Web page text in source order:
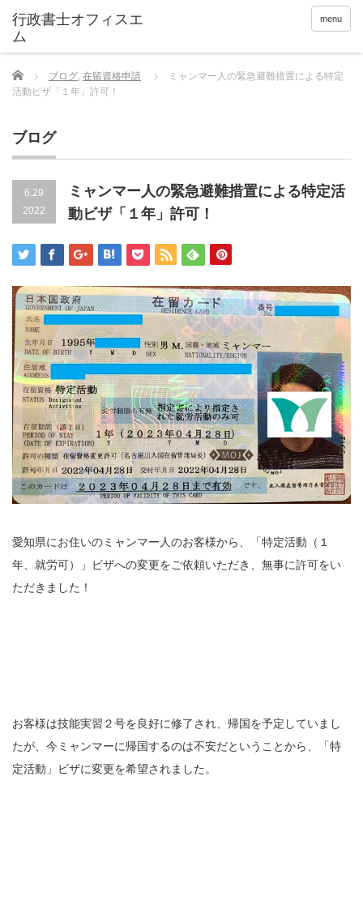
menu
Home ブログ, 在留資格申請
ミャンマー人の緊急避難措置による特定
活動ビザ「１年」許可！
ブログ
6.29
2022
ミャンマー人の緊急避難措置による特定活
動ビザ「１年」許可！
愛知県にお住いのミャンマー人のお客様から、「特定活動（１
年、就労可）」ビザへの変更をご依頼いただき、無事に許可をい
ただきました！
お客様は技能実習２号を良好に修了され、帰国を予定していまし
たが、今ミャンマーに帰国するのは不安だということから、「特
定活動」ビザに変更を希望されました。